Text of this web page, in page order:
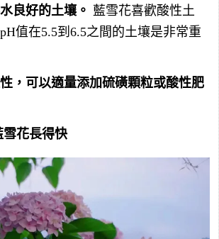
良好的土壤。 藍雪花喜歡酸性土
值在5.5到6.5之間的土壤是非常重
，可以適量添加硫磺顆粒或酸性肥
雪花長得快